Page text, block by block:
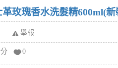
玫瑰香水洗髮精600ml(新
舉報
0